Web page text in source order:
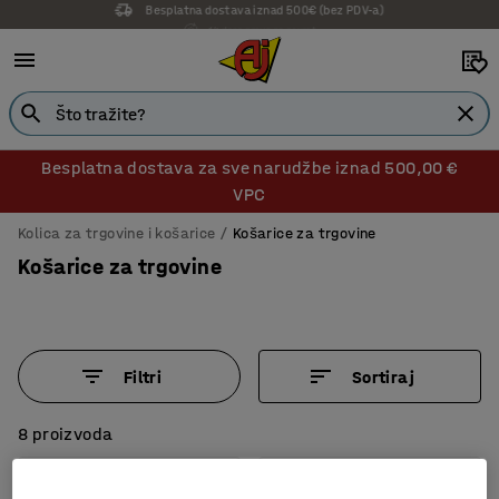
14 dana prava na povrat
Besplatna dostava za sve narudžbe iznad 500,00 €
VPC
Kolica za trgovine i košarice Košarice za trgovine
Košarice za trgovine
Filtri Sortiraj
8 proizvoda